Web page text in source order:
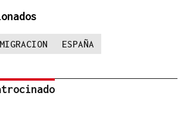
MIGRACION ESPAÑA